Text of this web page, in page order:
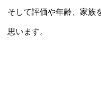
そして評価や年齢、家族
思います。